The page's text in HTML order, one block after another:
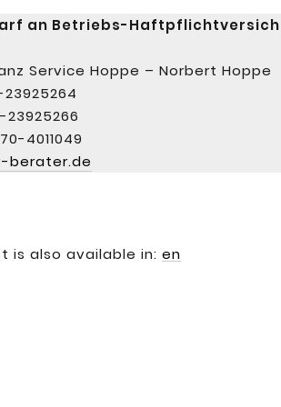
an Betriebs-
Service Hoppe – Norbert Hoppe
23925266
4011049
berater.de
is also available in: en